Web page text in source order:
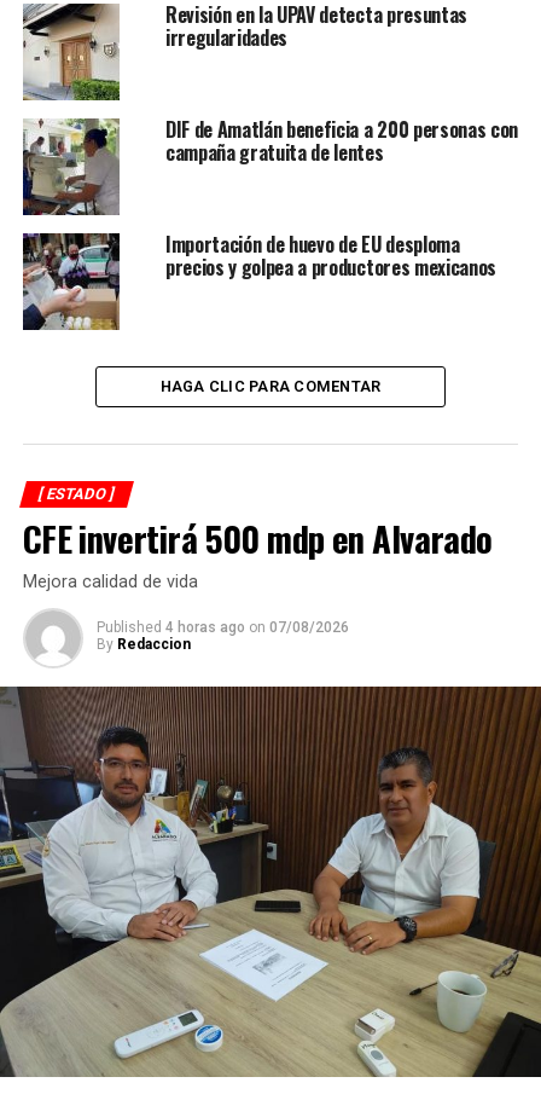
Para el sábado, se prevé un panorama similar, con
ambiente cálido y la probabilidad de lluvias persistiendo
en las regiones montañosas.
Sin embargo, es importante destacar que, a partir del
domingo y el lunes, se espera la llegada de vientos del
Norte frescos a fuertes, asociados a un frente frío.
Esto podría extender el potencial de precipitaciones a
otras zonas del estado.
Alerta climática en Veracruz
Revisión en la UPAV detecta presuntas
irregularidades
DIF de Amatlán beneficia a 200 personas con
campaña gratuita de lentes
Importación de huevo de EU desploma
precios y golpea a productores mexicanos
HAGA CLIC PARA COMENTAR
[ ESTADO ]
CFE invertirá 500 mdp en Alvarado
Mejora calidad de vida
Published 4 horas ago on 07/08/2026
By Redaccion